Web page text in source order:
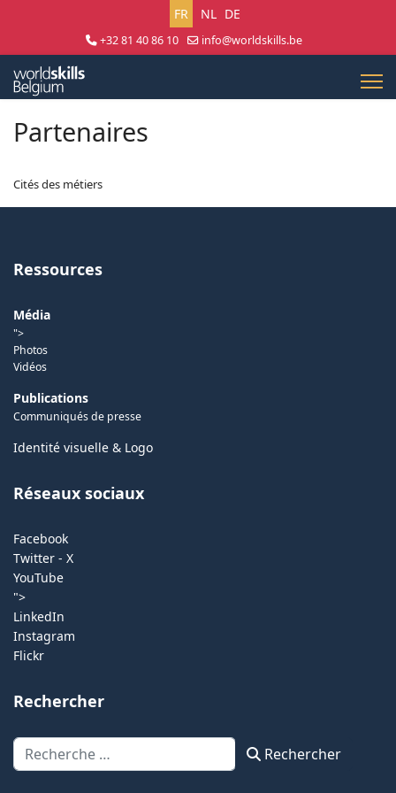
Sélectionnez votre langue
FR NL DE
+32 81 40 86 10
info@worldskills.be
Partenaires
Cités des métiers
Ressources
Média
">
Photos
Vidéos
Publications
Communiqués de presse
Identité visuelle & Logo
Réseaux sociaux
Facebook
Twitter - X
YouTube
">
LinkedIn
Instagram
Flickr
Rechercher
Rechercher Rechercher